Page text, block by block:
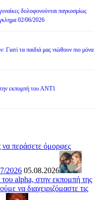
δολοφονούνται παγκοσμίως
02/06/2026
τα παιδιά μας νιώθουν πιο μόνα
εκπομπή του ΑΝΤ1
περάσετε όμορφες
2026 05.08.2026
alpha, στην εκπομπή της
να διαχειριζόμαστε τις